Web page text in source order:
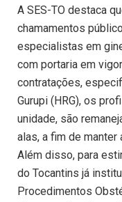
A SES-TO destaca
chamamentos
especialistas em
com portaria em
contratações,
Gurupi (HRG), os
unidade, são
alas, a fim de
Além disso, para
do Tocantins já
Procedimentos